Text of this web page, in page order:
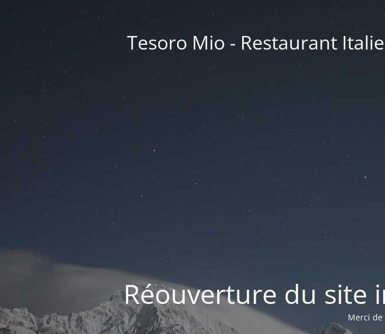
Tesoro Mio - Restaurant
Réouverture du site
Merci